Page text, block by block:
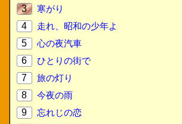
3
寒がり
4
走れ、昭和の少年よ
5
心の夜汽車
6
ひとりの街で
7
旅の灯り
8
今夜の雨
9
忘れじの恋